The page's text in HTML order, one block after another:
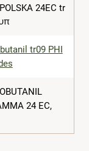
24EC tr
tr09 PHI
24 EC,